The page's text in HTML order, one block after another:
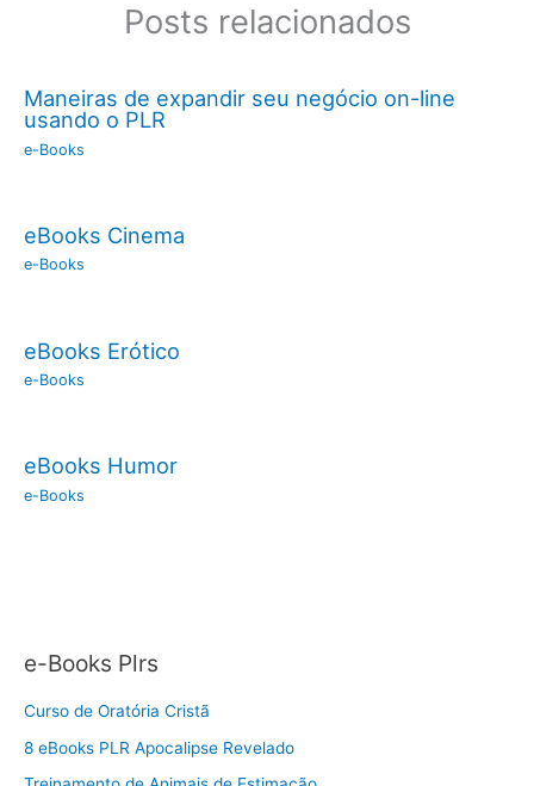
Posts relacionados
Maneiras de expandir seu negócio on-line
usando o PLR
e-Books
eBooks Cinema
e-Books
eBooks Erótico
e-Books
eBooks Humor
e-Books
e-Books Plrs
Curso de Oratória Cristã
8 eBooks PLR Apocalipse Revelado